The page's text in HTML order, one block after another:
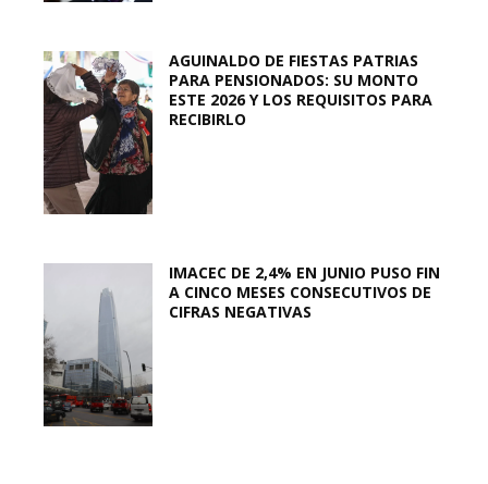
AGUINALDO DE FIESTAS PATRIAS
PARA PENSIONADOS: SU MONTO
ESTE 2026 Y LOS REQUISITOS PARA
RECIBIRLO
IMACEC DE 2,4% EN JUNIO PUSO FIN
A CINCO MESES CONSECUTIVOS DE
CIFRAS NEGATIVAS